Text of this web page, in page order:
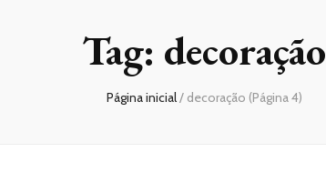
Tag: decoração
Página inicial/ decoração (Página 4)